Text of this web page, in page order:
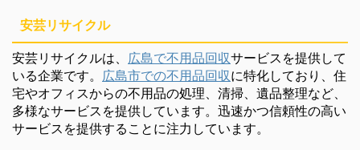
安芸リサイクル
安芸リサイクルは、 広島で不用品回収サービスを提供して
いる企業です。 広島市での不用品回収に特化しており、住
宅やオフィスからの不用品の処理、清掃、遺品整理など、
多様なサービスを提供しています。迅速かつ信頼性の高い
サービスを提供することに注力しています。